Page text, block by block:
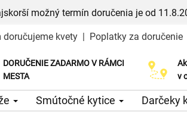
možný termín doručenia je od
doručujeme kvety | Poplatky za doručenie
DORUČENIE ZADARMO V RÁMCI
MESTA
v
Smútočné kytice Darčeky